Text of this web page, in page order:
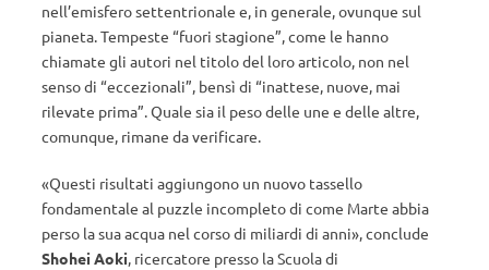
nell’emisfero settentrionale e, in generale, ovunque sul
pianeta. Tempeste “fuori stagione”, come le hanno
chiamate gli autori nel titolo del loro articolo, non nel
senso di “eccezionali”, bensì di “inattese, nuove, mai
rilevate prima”. Quale sia il peso delle une e delle altre,
comunque, rimane da verificare.
«Questi risultati aggiungono un nuovo tassello
fondamentale al puzzle incompleto di come Marte abbia
perso la sua acqua nel corso di miliardi di anni», conclude
Shohei Aoki, ricercatore presso la Scuola di